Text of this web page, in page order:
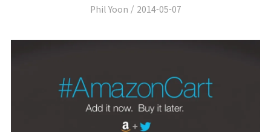
Author
Phil Yoon
Posted
2014-05-07